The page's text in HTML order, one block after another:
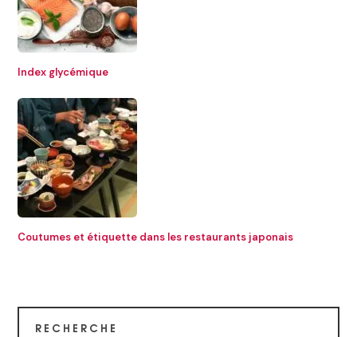
Index glycémique
Coutumes et étiquette dans les restaurants japonais
RECHERCHE